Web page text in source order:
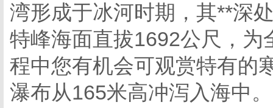
湾形成于冰河时期，其**深
特峰海面直拔1692公尺，
程中您有机会可观赏特有的
瀑布从165米高冲泻入海中